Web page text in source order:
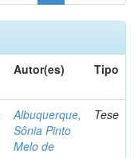
Autor(es) Tipo
Albuquerque,
Sônia Pinto
Melo de
Tese